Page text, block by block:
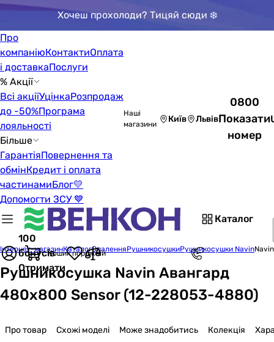
Хочеш прохолоди? Тицяй сюди ❄️
Про
компаніюКонтактиОплата
і доставкаПослуги
% Акції
Всі акціїУцінкаРозпродаж
до -50%Програма
лояльності
Більше
ГарантіяПовернення та
обмінКредит і оплата
частинамиБлог💛
Допомогти ЗСУ 💙
Наші
магазини
Київ Львів
0800
Показати
номер
Каталог
100
бонусів
Отримати
Кошик порожній
Інтернет-магазинКаталогОпаленняРушникосушкиРушникосушки Navin
Рушникосушка Navin Авангард
480х800 Sensor (12-228053-4880)
Про товар Схожі моделі Може знадобитись Колекція